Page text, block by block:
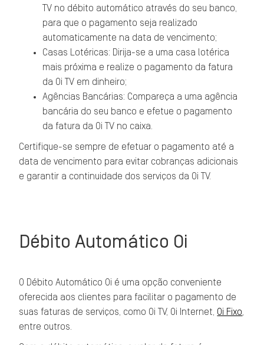
TV no débito automático através do seu banco,
para que o pagamento seja realizado
automaticamente na data de vencimento;
Casas Lotéricas: Dirija-se a uma casa lotérica
mais próxima e realize o pagamento da fatura
da Oi TV em dinheiro;
Agências Bancárias: Compareça a uma agência
bancária do seu banco e efetue o pagamento
da fatura da Oi TV no caixa.
Certifique-se sempre de efetuar o pagamento até a
data de vencimento para evitar cobranças adicionais
e garantir a continuidade dos serviços da Oi TV.
Débito Automático Oi
O Débito Automático Oi é uma opção conveniente
oferecida aos clientes para facilitar o pagamento de
suas faturas de serviços, como Oi TV, Oi Internet, Oi Fixo
entre outros.